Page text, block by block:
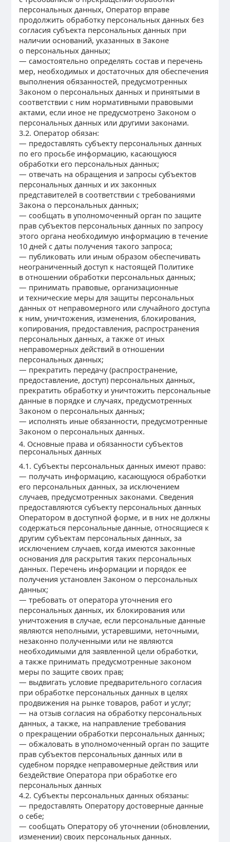
персональных данных, Оператор вправе
продолжить обработку персональных данных без
согласия субъекта персональных данных при
наличии оснований, указанных в Законе
о персональных данных;
— самостоятельно определять состав и перечень
мер, необходимых и достаточных для обеспечения
выполнения обязанностей, предусмотренных
Законом о персональных данных и принятыми в
соответствии с ним нормативными правовыми
актами, если иное не предусмотрено Законом о
персональных данных или другими законами.
3.2. Оператор обязан:
— предоставлять субъекту персональных данных
по его просьбе информацию, касающуюся
обработки его персональных данных;
— отвечать на обращения и запросы субъектов
персональных данных и их законных
представителей в соответствии с требованиями
Закона о персональных данных;
— сообщать в уполномоченный орган по защите
прав субъектов персональных данных по запросу
этого органа необходимую информацию в течение
10 дней с даты получения такого запроса;
— публиковать или иным образом обеспечивать
неограниченный доступ к настоящей Политике
в отношении обработки персональных данных;
— принимать правовые, организационные
и технические меры для защиты персональных
данных от неправомерного или случайного доступа
к ним, уничтожения, изменения, блокирования,
копирования, предоставления, распространения
персональных данных, а также от иных
неправомерных действий в отношении
персональных данных;
— прекратить передачу (распространение,
предоставление, доступ) персональных данных,
прекратить обработку и уничтожить персональные
данные в порядке и случаях, предусмотренных
Законом о персональных данных;
— исполнять иные обязанности, предусмотренные
Законом о персональных данных.
4. Основные права и обязанности субъектов
персональных данных
4.1. Субъекты персональных данных имеют право:
— получать информацию, касающуюся обработки
его персональных данных, за исключением
случаев, предусмотренных законами. Сведения
предоставляются субъекту персональных данных
Оператором в доступной форме, и в них не должны
содержаться персональные данные, относящиеся к
другим субъектам персональных данных, за
исключением случаев, когда имеются законные
основания для раскрытия таких персональных
данных. Перечень информации и порядок ее
получения установлен Законом о персональных
данных;
— требовать от оператора уточнения его
персональных данных, их блокирования или
уничтожения в случае, если персональные данные
являются неполными, устаревшими, неточными,
незаконно полученными или не являются
необходимыми для заявленной цели обработки,
а также принимать предусмотренные законом
меры по защите своих прав;
— выдвигать условие предварительного согласия
при обработке персональных данных в целях
продвижения на рынке товаров, работ и услуг;
— на отзыв согласия на обработку персональных
данных, а также, на направление требования
о прекращении обработки персональных данных;
— обжаловать в уполномоченный орган по защите
прав субъектов персональных данных или в
судебном порядке неправомерные действия или
бездействие Оператора при обработке его
персональных данных
4.2. Субъекты персональных данных обязаны:
— предоставлять Оператору достоверные данные
о себе;
— сообщать Оператору об уточнении (обновлении,
изменении) своих персональных данных.